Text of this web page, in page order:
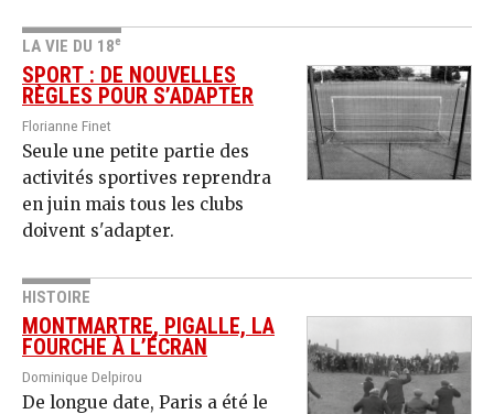
LA VIE DU 18e
SPORT : DE NOUVELLES
RÈGLES POUR S’ADAPTER
Florianne Finet
Seule une petite partie des
activités sportives reprendra
en juin mais tous les clubs
doivent s'adapter.
HISTOIRE
MONTMARTRE, PIGALLE, LA
FOURCHE À L’ÉCRAN
Dominique Delpirou
De longue date, Paris a été le